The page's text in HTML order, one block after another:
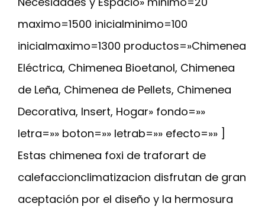
maximo=1500 inicialminimo=100
inicialmaximo=1300 productos=»Chimenea
Eléctrica, Chimenea Bioetanol, Chimenea
de Leña, Chimenea de Pellets, Chimenea
Decorativa, Insert, Hogar» fondo=»»
letra=»» boton=»» letrab=»» efecto=»» ]
Estas chimenea foxi de traforart de
calefaccionclimatizacion disfrutan de gran
aceptación por el diseño y la hermosura